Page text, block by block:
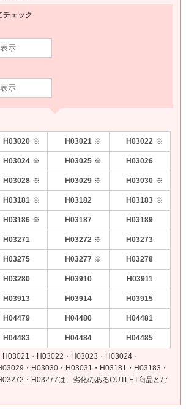
チェック
H03020 ※ H03021 ※ H03022 ※
H03024 ※ H03025 ※ H03026
H03028 ※ H03029 ※ H03030 ※
H03181 ※ H03182 H03183 ※
H03186 ※ H03187 H03189
H03271 H03272 ※ H03273
H03275 H03277 ※ H03278
H03280 H03910 H03911
H03913 H03914 H03915
H04479 H04480 H04481
H04483 H04484 H04485
・H03022・H03023・H03024・
・H03030・H03031・H03181・H03183・
・H03277は、劣化のあるOUTLET商品とな